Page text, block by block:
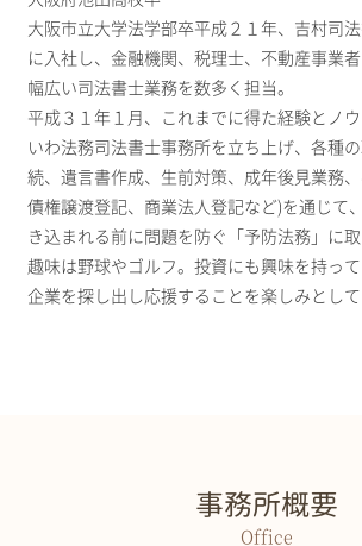
大阪市立大学法学部卒平成２１年、吉村司
に入社し、金融機関、税理士、不動産事業
幅広い司法書士業務を数多く担当。
平成３１年１月、これまでに得た経験とノ
いわ法務司法書士事務所を立ち上げ、各種
続、遺言書作成、生前対策、成年後見業務
債権譲渡登記、商業法人登記など)を通じて
き込まれる前に問題を防ぐ「予防法務」に取
趣味は野球やゴルフ。投資にも興味を持っ
企業を探し出し応援することを楽しみとして
事務所概要